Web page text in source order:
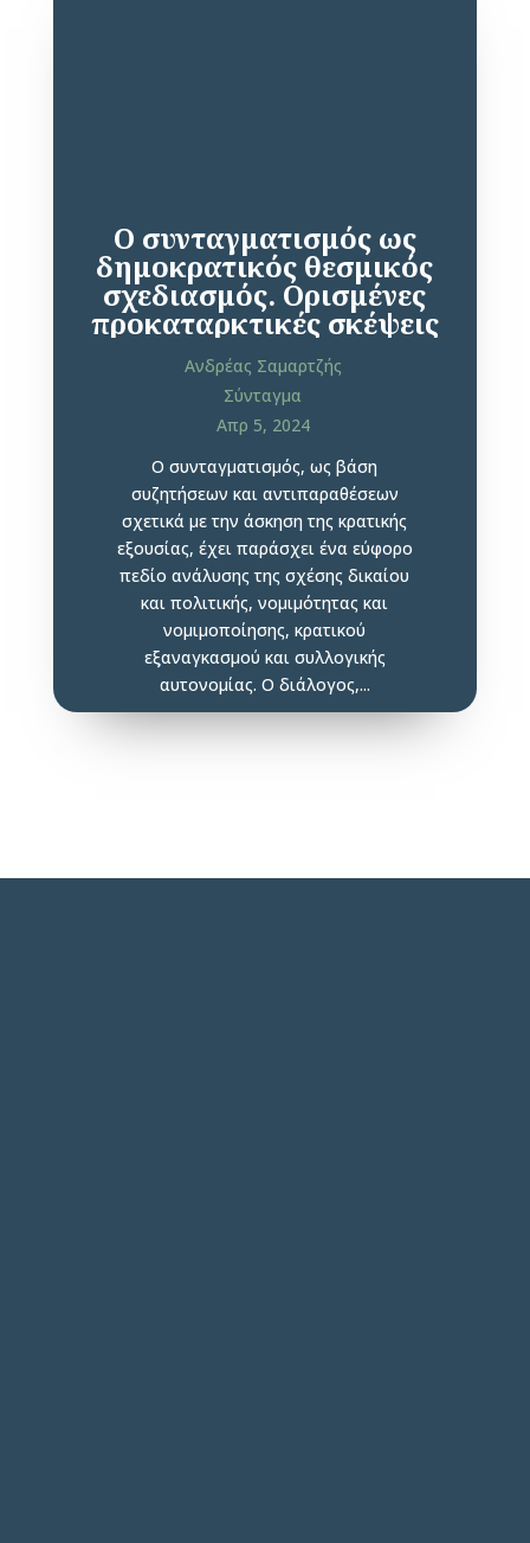
Ο συνταγματισμός ως
δημοκρατικός θεσμικός
σχεδιασμός. Ορισμένες
προκαταρκτικές σκέψεις
Ανδρέας Σαμαρτζής
Σύνταγμα
Απρ 5, 2024
Ο συνταγματισμός, ως βάση
συζητήσεων και αντιπαραθέσεων
σχετικά με την άσκηση της κρατικής
εξουσίας, έχει παράσχει ένα εύφορο
πεδίο ανάλυσης της σχέσης δικαίου
και πολιτικής, νομιμότητας και
νομιμοποίησης, κρατικού
εξαναγκασμού και συλλογικής
αυτονομίας. Ο διάλογος,...